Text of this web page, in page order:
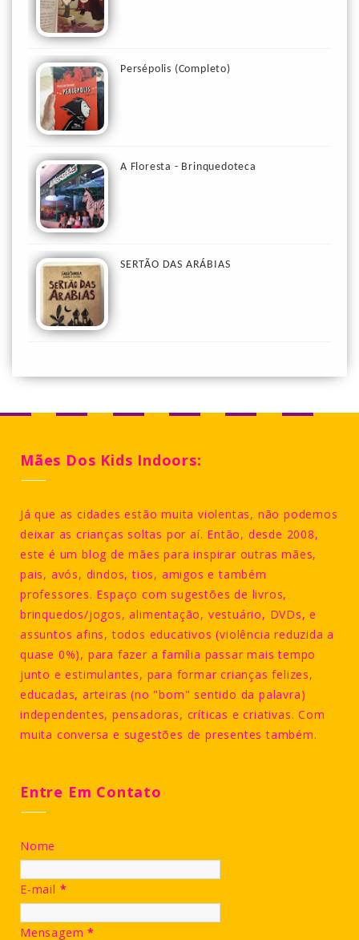
Persépolis (Completo)
A Floresta - Brinquedoteca
SERTÃO DAS ARÁBIAS
Mães Dos Kids Indoors:
Já que as cidades estão muita violentas, não podemos
deixar as crianças soltas por aí. Então, desde 2008,
este é um blog de mães para inspirar outras mães,
pais, avós, dindos, tios, amigos e também
professores. Espaço com sugestões de livros,
brinquedos/jogos, alimentação, vestuário, DVDs, e
assuntos afins, todos educativos (violência reduzida a
quase 0%), para fazer a família passar mais tempo
junto e estimulantes, para formar crianças felizes,
educadas, arteiras (no "bom" sentido da palavra)
independentes, pensadoras, críticas e criativas. Com
muita conversa e sugestões de presentes também.
Entre Em Contato
Nome
E-mail *
Mensagem*